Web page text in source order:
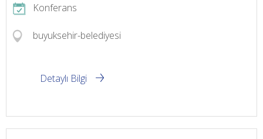
Konferans
buyuksehir-belediyesi
Detaylı Bilgi